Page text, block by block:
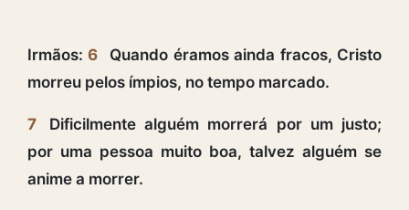
Irmãos:6
Quando éramos ainda fracos, Cristo
morreu pelos ímpios, no tempo marcado.
7
Dificilmente alguém morrerá por um justo;
por uma pessoa muito boa, talvez alguém se
anime a morrer.